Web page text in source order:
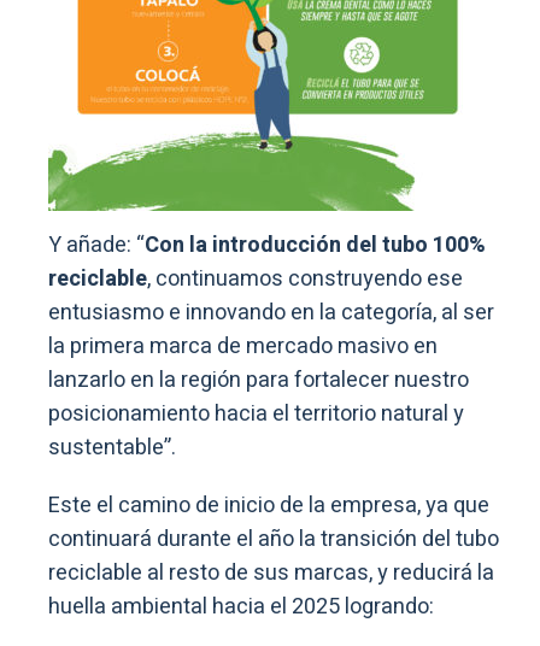
Y añade: “Con la introducción del tubo 100%
reciclable, continuamos construyendo ese
entusiasmo e innovando en la categoría, al ser
la primera marca de mercado masivo en
lanzarlo en la región para fortalecer nuestro
posicionamiento hacia el territorio natural y
sustentable”.
Este el camino de inicio de la empresa, ya que
continuará durante el año la transición del tubo
reciclable al resto de sus marcas, y reducirá la
huella ambiental hacia el 2025 logrando: